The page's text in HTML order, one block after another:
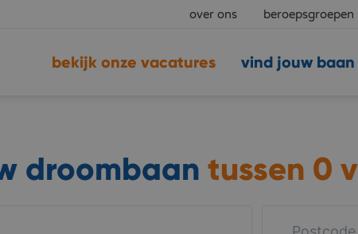
over ons beroepsgroepen
vind jouw baan
bekijk onze vacatures
droombaan tussen 0